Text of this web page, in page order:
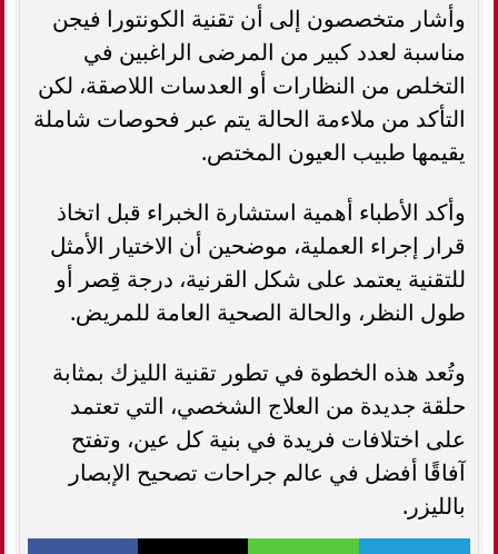
وأشار متخصصون إلى أن تقنية الكونتورا فيجن
مناسبة لعدد كبير من المرضى الراغبين في
التخلص من النظارات أو العدسات اللاصقة، لكن
التأكد من ملاءمة الحالة يتم عبر فحوصات شاملة
يقيمها طبيب العيون المختص.
وأكد الأطباء أهمية استشارة الخبراء قبل اتخاذ
قرار إجراء العملية، موضحين أن الاختيار الأمثل
للتقنية يعتمد على شكل القرنية، درجة قِصر أو
طول النظر، والحالة الصحية العامة للمريض.
وتُعد هذه الخطوة في تطور تقنية الليزك بمثابة
حلقة جديدة من العلاج الشخصي، التي تعتمد
على اختلافات فريدة في بنية كل عين، وتفتح
آفاقًا أفضل في عالم جراحات تصحيح الإبصار
بالليزر.